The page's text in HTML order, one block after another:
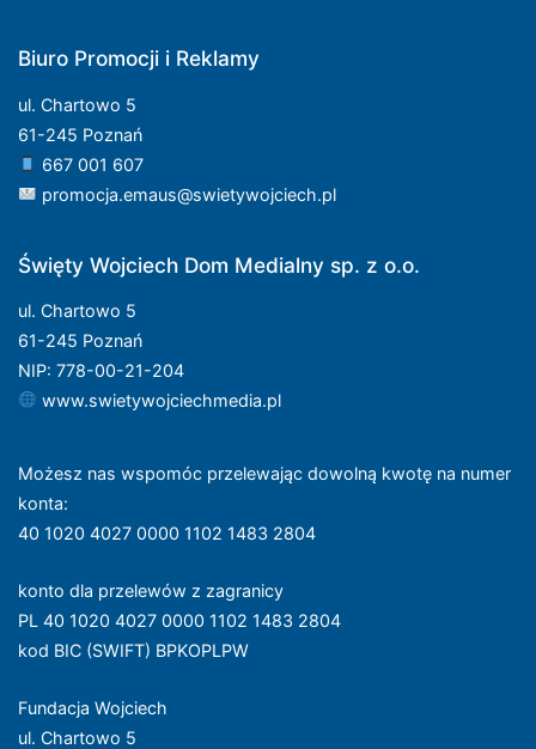
Biuro Promocji i Reklamy
ul. Chartowo 5
61-245 Poznań
667 001 607
promocja.emaus@swietywojciech.pl
Święty Wojciech Dom Medialny sp. z o.o.
ul. Chartowo 5
61-245 Poznań
NIP: 778-00-21-204
www.swietywojciechmedia.pl
Możesz nas wspomóc przelewając dowolną kwotę na numer
konta:
40 1020 4027 0000 1102 1483 2804
konto dla przelewów z zagranicy
PL 40 1020 4027 0000 1102 1483 2804
kod BIC (SWIFT) BPKOPLPW
Fundacja Wojciech
ul. Chartowo 5